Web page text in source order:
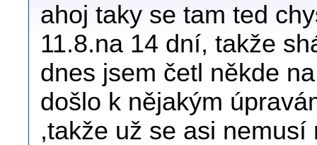
ahoj taky se tam ted
11.8.na 14 dní, takže
dnes jsem četl někde
došlo k nějakým
,takže už se asi